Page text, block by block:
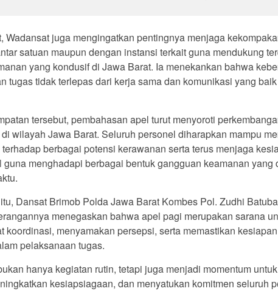
Wadansat juga mengingatkan pentingnya menjaga
satuan maupun dengan instansi terkait guna mendukung
yang kondusif di Jawa Barat. Ia menekankan bahwa
tugas tidak terlepas dari kerja sama dan komunikasi yang
tersebut, pembahasan apel turut menyoroti
wilayah Jawa Barat. Seluruh personel diharapkan mampu
berbagai potensi kerawanan serta terus menjaga
guna menghadapi berbagai bentuk gangguan keamanan yang
Dansat Brimob Polda Jawa Barat Kombes Pol. Zudhi
menegaskan bahwa apel pagi merupakan sarana
koordinasi, menyamakan persepsi, serta memastikan
pelaksanaan tugas.
hanya kegiatan rutin, tetapi juga menjadi momentum
kesiapsiagaan, dan menyatukan komitmen seluruh